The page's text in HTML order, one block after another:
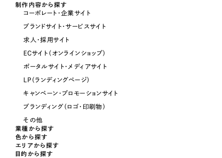
オレンジ・橙色
イエロー・黄色
グリーン・緑色
ブルー・青色
パープル・紫色
制作内容から探す
コーポレート・企業サイト
ブランドサイト・サービスサイト
求人・採用サイト
ECサイト（オンラインショップ）
ポータルサイト・メディアサイト
LP（ランディングページ）
キャンペーン・プロモーションサイト
ブランディング（ロゴ・印刷物）
その他
業種から探す
色から探す
エリアから探す
目的から探す